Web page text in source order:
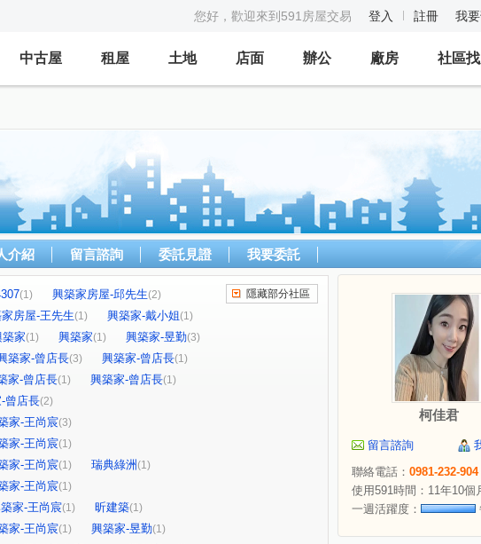
您好，歡迎來到591房屋交易 登入 註冊 我
中古屋 租屋 土地 店面 辦公 廠房 社區
介紹 留言諮詢 委託見證 我要委託
(1) 興築家房屋-邱先生(2)
房屋-王先生(1) 興築家-戴小姐(1)
築家(1) 興築家(1) 興築家-昱勤(3)
築家-曾店長(3) 興築家-曾店長(1)
家-曾店長(1) 興築家-曾店長(1)
曾店長(2)
家-王尚宸(3)
家-王尚宸(1)
家-王尚宸(1) 瑞典綠洲 (1)
家-王尚宸(1)
家-王尚宸(1) 昕建築(1)
家-王尚宸(1) 興築家-昱勤(1)
隱藏部分社區
柯佳君
留言諮詢
聯絡電話： 0981-232-904
使用591時間：11年10個
一週活躍度：